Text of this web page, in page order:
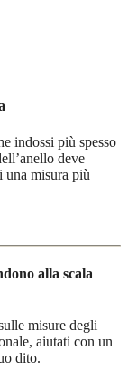
indossi più spesso
deve
una misura più
alla scala
misure degli
aiutati con un
dito.